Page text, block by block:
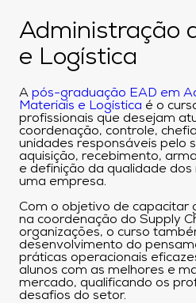
Administração
e Logística
A pós-graduação EAD em
Materiais e Logística é o
profissionais que desejam
coordenação, controle,
unidades responsáveis pelo
aquisição, recebimento,
e definição da qualidade
uma empresa.
Com o objetivo de capacitar
na coordenação do Supply
organizações, o curso
desenvolvimento do
práticas operacionais
alunos com as melhores e
mercado, qualificando os
desafios do setor.